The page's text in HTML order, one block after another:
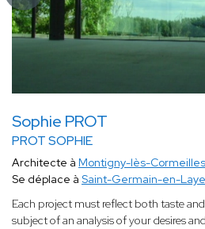
Sophie PROT
PROT SOPHIE
Architecte à Montigny-lès-
Se déplace à Saint-Germain-en-
Each project must reflect both taste
subject of an analysis of your desires